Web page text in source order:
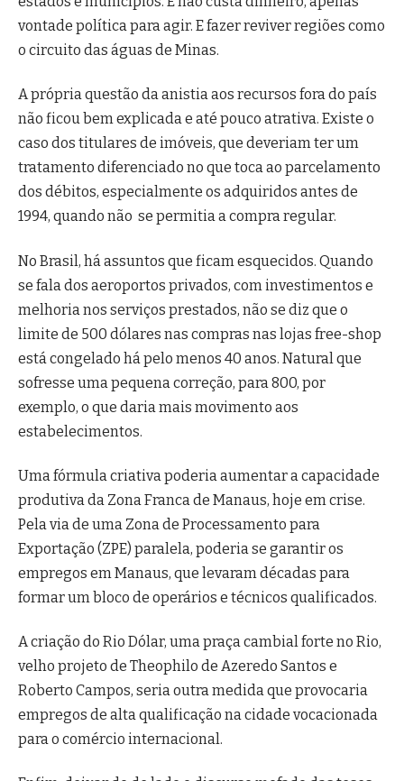
vontade política para agir. E fazer reviver regiões como
o circuito das águas de Minas.
A própria questão da anistia aos recursos fora do país
não ficou bem explicada e até pouco atrativa. Existe o
caso dos titulares de imóveis, que deveriam ter um
tratamento diferenciado no que toca ao parcelamento
dos débitos, especialmente os adquiridos antes de
1994, quando não se permitia a compra regular.
No Brasil, há assuntos que ficam esquecidos. Quando
se fala dos aeroportos privados, com investimentos e
melhoria nos serviços prestados, não se diz que o
limite de 500 dólares nas compras nas lojas free-shop
está congelado há pelo menos 40 anos. Natural que
sofresse uma pequena correção, para 800, por
exemplo, o que daria mais movimento aos
estabelecimentos.
Uma fórmula criativa poderia aumentar a capacidade
produtiva da Zona Franca de Manaus, hoje em crise.
Pela via de uma Zona de Processamento para
Exportação (ZPE) paralela, poderia se garantir os
empregos em Manaus, que levaram décadas para
formar um bloco de operários e técnicos qualificados.
A criação do Rio Dólar, uma praça cambial forte no Rio,
velho projeto de Theophilo de Azeredo Santos e
Roberto Campos, seria outra medida que provocaria
empregos de alta qualificação na cidade vocacionada
para o comércio internacional.